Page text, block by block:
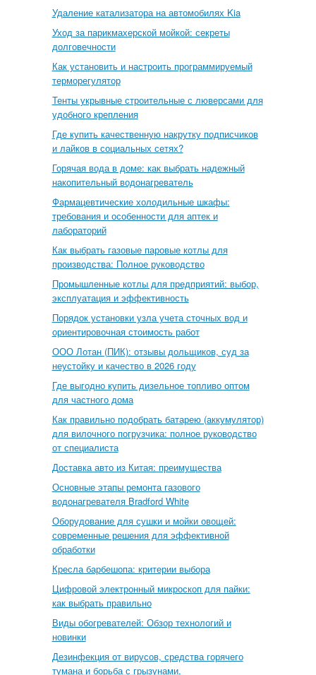
Удаление катализатора на автомобилях Kia
Уход за парикмахерской мойкой: секреты
долговечности
Как установить и настроить программируемый
терморегулятор
Тенты укрывные строительные с люверсами для
удобного крепления
Где купить качественную накрутку подписчиков
и лайков в социальных сетях?
Горячая вода в доме: как выбрать надежный
накопительный водонагреватель
Фармацевтические холодильные шкафы:
требования и особенности для аптек и
лабораторий
Как выбрать газовые паровые котлы для
производства: Полное руководство
Промышленные котлы для предприятий: выбор,
эксплуатация и эффективность
Порядок установки узла учета сточных вод и
ориентировочная стоимость работ
ООО Лотан (ПИК): отзывы дольщиков, суд за
неустойку и качество в 2026 году
Где выгодно купить дизельное топливо оптом
для частного дома
Как правильно подобрать батарею (аккумулятор)
для вилочного погрузчика: полное руководство
от специалиста
Доставка авто из Китая: преимущества
Основные этапы ремонта газового
водонагревателя Bradford White
Оборудование для сушки и мойки овощей:
современные решения для эффективной
обработки
Кресла барбешопа: критерии выбора
Цифровой электронный микроскоп для пайки:
как выбрать правильно
Виды обогревателей: Обзор технологий и
новинки
Дезинфекция от вирусов, средства горячего
тумана и борьба с грызунами.